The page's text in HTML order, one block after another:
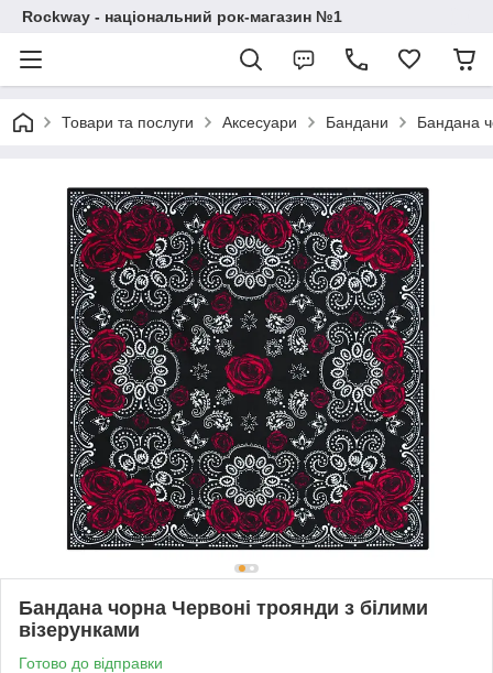
Rockway - національний рок-магазин №1
Товари та послуги Аксесуари Бандани Бандана
Бандана чорна Червоні троянди з білими
візерунками
Готово до відправки